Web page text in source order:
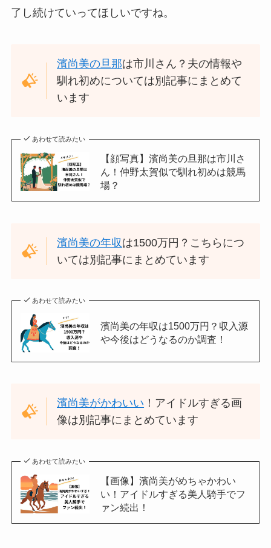
了し続けていってほしいですね。
濱尚美の旦那は市川さん？夫の情報や
馴れ初めについては別記事にまとめて
います
あわせて読みたい
【顔写真】濱尚美の旦那は市川さ
ん！仲野太賀似で馴れ初めは競馬
場？
濱尚美の年収 は1500万円？こちらにつ
いては別記事にまとめています
あわせて読みたい
濱尚美の年収は1500万円？収入源
や今後はどうなるのか調査！
濱尚美がかわいい ！アイドルすぎる画
像は別記事にまとめています
あわせて読みたい
【画像】濱尚美がめちゃかわい
い！アイドルすぎる美人騎手でフ
ァン続出！